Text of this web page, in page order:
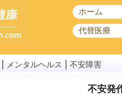
ホーム
代替医療
メンタルヘルス 不安障害
不安発